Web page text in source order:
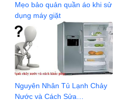
Mẹo bảo quản quần áo khi sử
dụng máy giặt
Nguyên Nhân Tủ Lạnh Chảy
Nước và Cách Sửa